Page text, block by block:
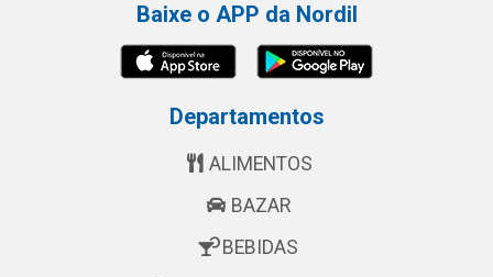
Baixe o APP da Nordil
Departamentos
ALIMENTOS
BAZAR
BEBIDAS